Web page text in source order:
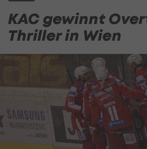
KAC gewinnt
Thriller in Wien